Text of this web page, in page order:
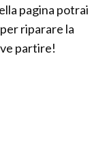
pagina potrai
riparare la
partire!